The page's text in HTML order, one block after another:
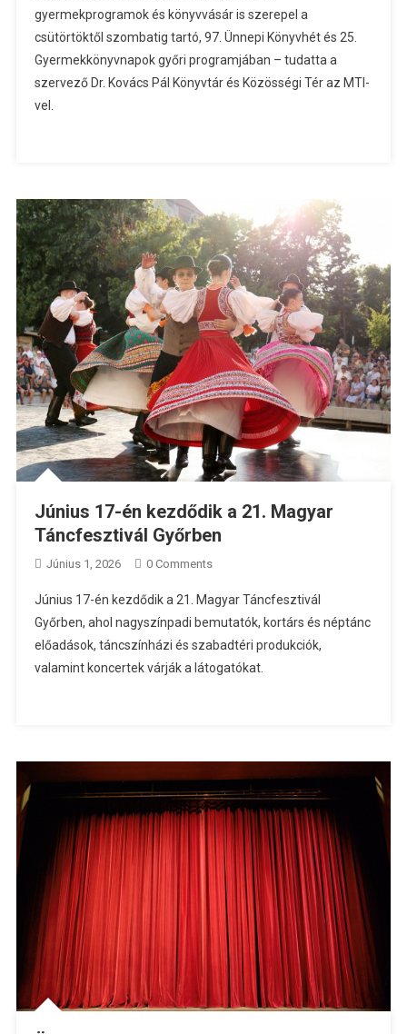
gyermekprogramok és könyvvásár is szerepel a
csütörtöktől szombatig tartó, 97. Ünnepi Könyvhét és 25.
Gyermekkönyvnapok győri programjában – tudatta a
szervező Dr. Kovács Pál Könyvtár és Közösségi Tér az MTI-
vel.
Június 17-én kezdődik a 21. Magyar
Táncfesztivál Győrben
Június 1, 2026 0 Comments
Június 17-én kezdődik a 21. Magyar Táncfesztivál
Győrben, ahol nagyszínpadi bemutatók, kortárs és néptánc
előadások, táncszínházi és szabadtéri produkciók,
valamint koncertek várják a látogatókat.